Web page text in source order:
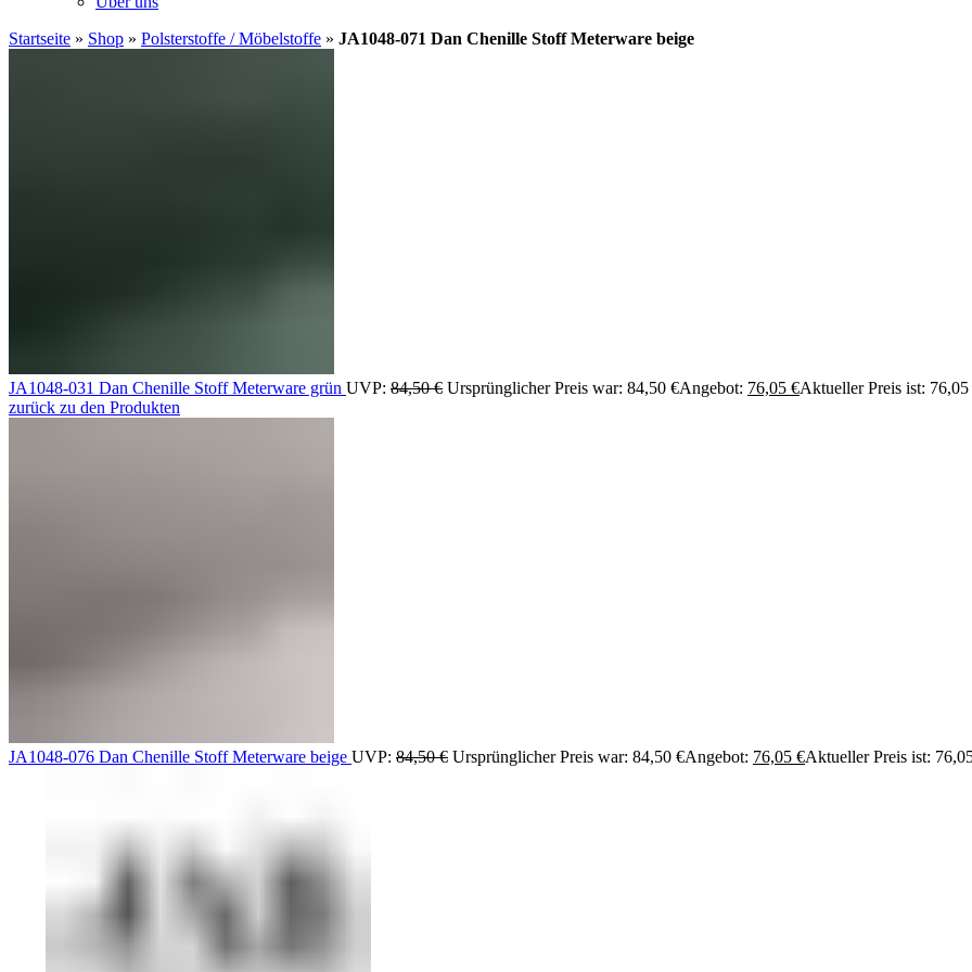
Startseite » Shop » Polsterstoffe / Möbelstoffe » JA1048-071 Dan Chenille Stoff Meterware beige
JA1048-031 Dan Chenille Stoff Meterware grün UVP: 84,50€ Ursprünglicher Preis war: 84,50 €Angebot: 76,05 €Aktueller Preis ist: 76,05
zurück zu den Produkten
JA1048-076 Dan Chenille Stoff Meterware beige UVP: 84,50€ Ursprünglicher Preis war: 84,50 €Angebot: 76,05 €Aktueller Preis ist: